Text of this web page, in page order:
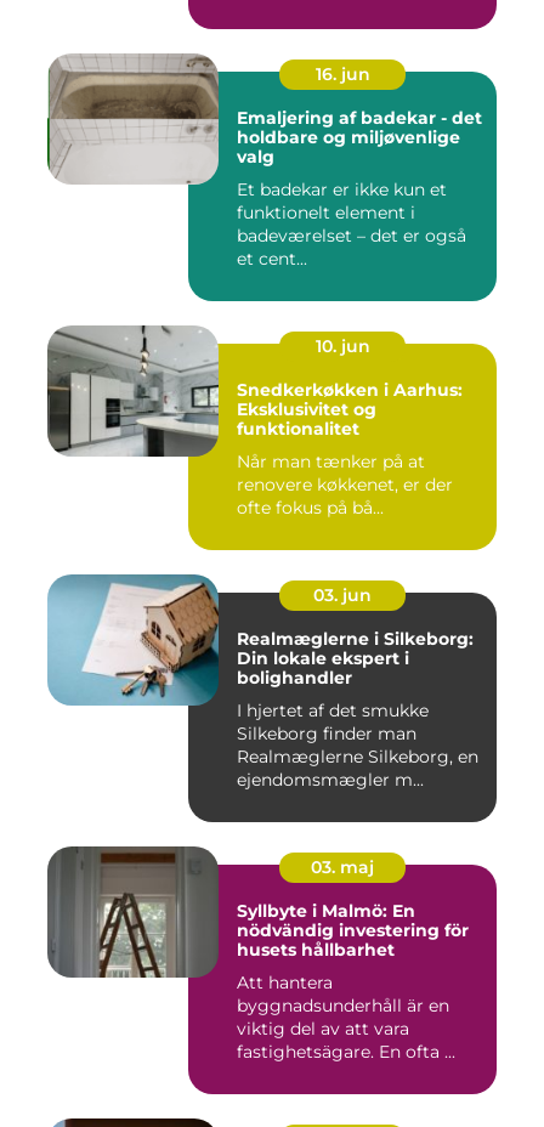
16. jun
Emaljering af badekar - det
holdbare og miljøvenlige
valg
Et badekar er ikke kun et
funktionelt element i
badeværelset – det er også
et cent...
10. jun
Snedkerkøkken i Aarhus:
Eksklusivitet og
funktionalitet
Når man tænker på at
renovere køkkenet, er der
ofte fokus på bå...
03. jun
Realmæglerne i Silkeborg:
Din lokale ekspert i
bolighandler
I hjertet af det smukke
Silkeborg finder man
Realmæglerne Silkeborg, en
ejendomsmægler m...
03. maj
Syllbyte i Malmö: En
nödvändig investering för
husets hållbarhet
Att hantera
byggnadsunderhåll är en
viktig del av att vara
fastighetsägare. En ofta ...